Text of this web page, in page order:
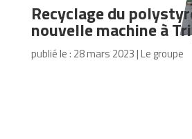
Recyclage du
nouvelle machine à
publié le : 28 mars 2023|Le groupe